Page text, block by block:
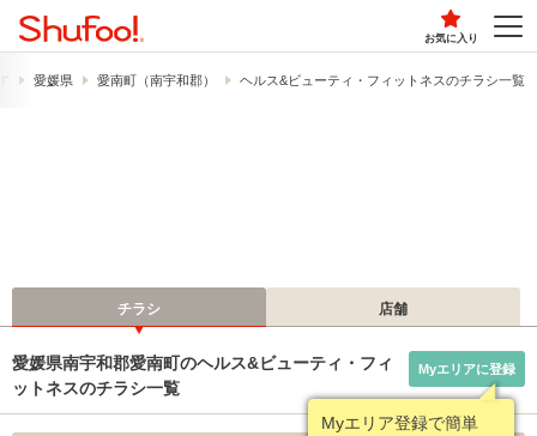
お気に入り
愛媛県 愛南町（南宇和郡） ヘルス&ビューティ・フィットネスのチラシ一覧
チラシ 店舗
愛媛県南宇和郡愛南町のヘルス&ビューティ・フィ
ットネスのチラシ一覧
Myエリア登録で簡単
Myエリアに登録